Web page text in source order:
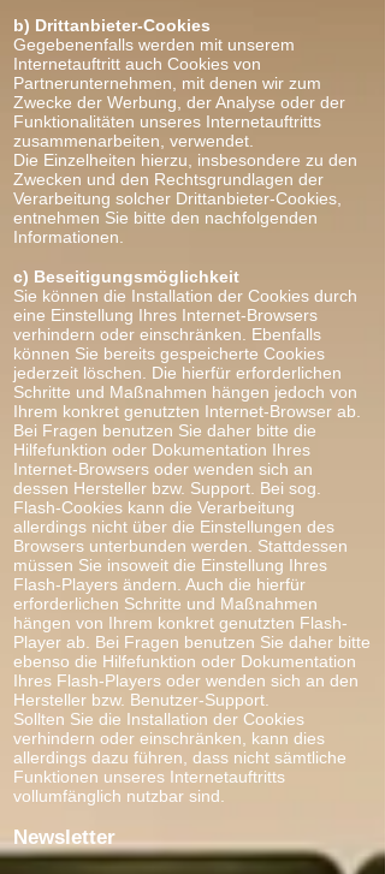
b) Drittanbieter-Cookies
Gegebenenfalls werden mit unserem
Internetauftritt auch Cookies von
Partnerunternehmen, mit denen wir zum
Zwecke der Werbung, der Analyse oder der
Funktionalitäten unseres Internetauftritts
zusammenarbeiten, verwendet.
Die Einzelheiten hierzu, insbesondere zu den
Zwecken und den Rechtsgrundlagen der
Verarbeitung solcher Drittanbieter-Cookies,
entnehmen Sie bitte den nachfolgenden
Informationen.
c) Beseitigungsmöglichkeit
Sie können die Installation der Cookies durch
eine Einstellung Ihres Internet-Browsers
verhindern oder einschränken. Ebenfalls
können Sie bereits gespeicherte Cookies
jederzeit löschen. Die hierfür erforderlichen
Schritte und Maßnahmen hängen jedoch von
Ihrem konkret genutzten Internet-Browser ab.
Bei Fragen benutzen Sie daher bitte die
Hilfefunktion oder Dokumentation Ihres
Internet-Browsers oder wenden sich an
dessen Hersteller bzw. Support. Bei sog.
Flash-Cookies kann die Verarbeitung
allerdings nicht über die Einstellungen des
Browsers unterbunden werden. Stattdessen
müssen Sie insoweit die Einstellung Ihres
Flash-Players ändern. Auch die hierfür
erforderlichen Schritte und Maßnahmen
hängen von Ihrem konkret genutzten Flash-
Player ab. Bei Fragen benutzen Sie daher bitte
ebenso die Hilfefunktion oder Dokumentation
Ihres Flash-Players oder wenden sich an den
Hersteller bzw. Benutzer-Support.
Sollten Sie die Installation der Cookies
verhindern oder einschränken, kann dies
allerdings dazu führen, dass nicht sämtliche
Funktionen unseres Internetauftritts
vollumfänglich nutzbar sind.
Newsletter